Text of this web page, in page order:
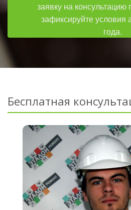
заявку на
зафиксируйте условия
года.
Бесплатная